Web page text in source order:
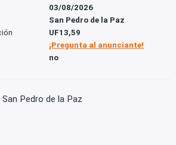
03/08/2026
San Pedro de la Paz
UF13,59
¡Pregunta al anunciante!
no
San Pedro de la Paz